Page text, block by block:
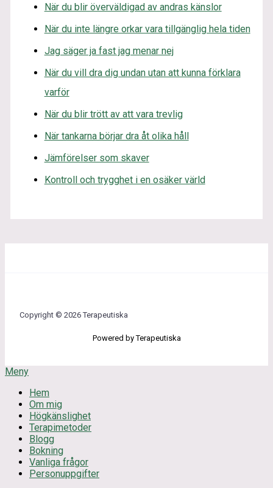
När du blir överväldigad av andras känslor
När du inte längre orkar vara tillgänglig hela tiden
Jag säger ja fast jag menar nej
När du vill dra dig undan utan att kunna förklara
varför
När du blir trött av att vara trevlig
När tankarna börjar dra åt olika håll
Jämförelser som skaver
Kontroll och trygghet i en osäker värld
Copyright © 2026 Terapeutiska
Powered by Terapeutiska
Meny
Hem
Om mig
Högkänslighet
Terapimetoder
Blogg
Bokning
Vanliga frågor
Personuppgifter